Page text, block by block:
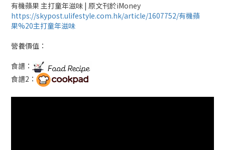
有機蘋果 主打童年滋味 | 原文刊於iMoney
https://skypost.ulifestyle.com.hk/article/1607752/有機蘋
果%20主打童年滋味
營養價值：
食譜：
食譜2：